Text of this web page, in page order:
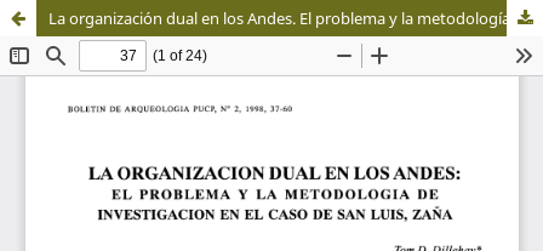
La organización dual en los Andes. El problema y la metodología de investigación en el caso de San Luis, Zaña